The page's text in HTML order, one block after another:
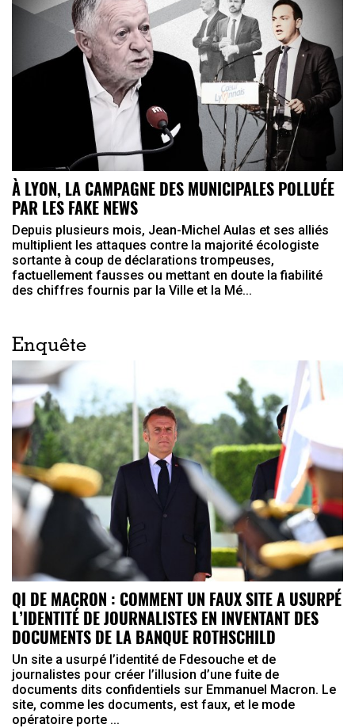
À LYON, LA CAMPAGNE DES MUNICIPALES POLLUÉE
PAR LES FAKE NEWS
Depuis plusieurs mois, Jean-Michel Aulas et ses alliés
multiplient les attaques contre la majorité écologiste
sortante à coup de déclarations trompeuses,
factuellement fausses ou mettant en doute la fiabilité
des chiffres fournis par la Ville et la Mé...
Enquête
QI DE MACRON : COMMENT UN FAUX SITE A USURPÉ
L’IDENTITÉ DE JOURNALISTES EN INVENTANT DES
DOCUMENTS DE LA BANQUE ROTHSCHILD
Un site a usurpé l’identité de Fdesouche et de
journalistes pour créer l’illusion d’une fuite de
documents dits confidentiels sur Emmanuel Macron. Le
site, comme les documents, est faux, et le mode
opératoire porte ...